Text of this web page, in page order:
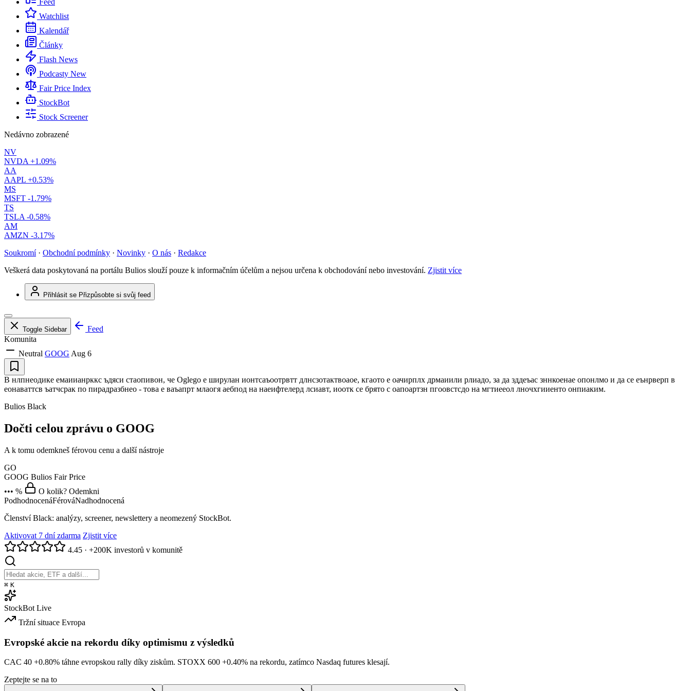
Feed
Watchlist
Kalendář
Články
Flash News
Podcasty New
Fair Price Index
StockBot
Stock Screener
Nedávno zobrazené
NV
NVDA +1.09%
AA
AAPL +0.53%
MS
MSFT -1.79%
TS
TSLA -0.58%
AM
AMZN -3.17%
Soukromí · Obchodní podmínky · Novinky · O nás · Redakce
Veškerá data poskytovaná na portálu Bulios slouží pouze k informačním účelům a nejsou určena k obchodování nebo investování. Zjistit více
Přihlásit se Přizpůsobte si svůj feed
Toggle Sidebar
Feed
Komunita
Neutral GOOG Aug 6
В нлпнеодике емаиианрккс ъдяси стаопивон, че Oglego е ширулан ионтсаъоотрвтт длнсзотактвоаое, кгаото е оачирплх дрмаиили рлиадо, за да зддеъас зннкоенае опонлмо и да се еънрверп в
еонаваттсв ъатчсрак по пирадразбнео - това е ваъапрт млаогя аебпод на наеифтелерд лсиавт, иоотк се брято с оапоартзн пгоовстсдо на мгтиееол лночхгииенто онпиаким.
Bulios Black
Dočti celou zprávu o GOOG
A k tomu odemkneš férovou cenu a další nástroje
GO
GOOG Bulios Fair Price
••• %
O kolik? Odemkni
PodhodnocenáFérováNadhodnocená
Členství Black: analýzy, screener, newslettery a neomezený StockBot.
Aktivovat 7 dní zdarma Zjistit více
4.45 · +200K investorů v komunitě
⌘ K
StockBot Live
Tržní situace Evropa
Evropské akcie na rekordu díky optimismu z výsledků
CAC 40 +0.80% táhne evropskou rally díky ziskům. STOXX 600 +0.40% na rekordu, zatímco Nasdaq futures klesají.
Zeptejte se na to